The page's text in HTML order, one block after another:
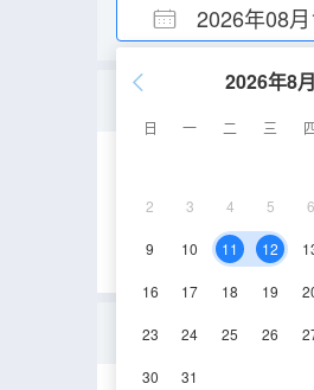
2026年08月
2026年8月
日 一 二 三
2 3 4 5 6
9 10 11 12
16 17 18 19
23 24 25 26
30 31